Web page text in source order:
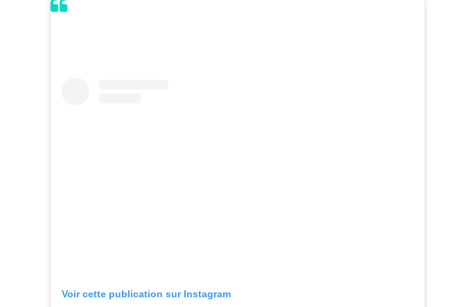
Voir cette publication sur Instagram